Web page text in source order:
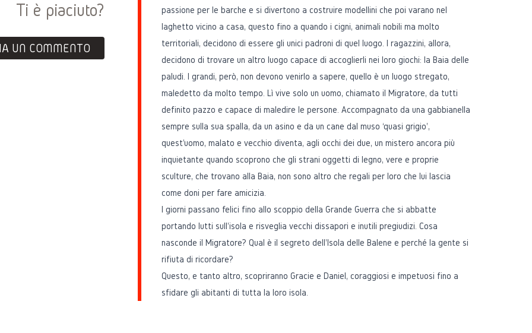
Ti è piaciuto?
UN COMMENTO
passione per le barche e si divertono a costruire modellini che poi varano nel
laghetto vicino a casa, questo fino a quando i cigni, animali nobili ma molto
territoriali, decidono di essere gli unici padroni di quel luogo. I ragazzini, allora,
decidono di trovare un altro luogo capace di accoglierli nei loro giochi: la Baia delle
paludi. I grandi, però, non devono venirlo a sapere, quello è un luogo stregato,
maledetto da molto tempo. Lì vive solo un uomo, chiamato il Migratore, da tutti
definito pazzo e capace di maledire le persone. Accompagnato da una gabbianella
sempre sulla sua spalla, da un asino e da un cane dal muso ‘quasi grigio',
quest'uomo, malato e vecchio diventa, agli occhi dei due, un mistero ancora più
inquietante quando scoprono che gli strani oggetti di legno, vere e proprie
sculture, che trovano alla Baia, non sono altro che regali per loro che lui lascia
come doni per fare amicizia.
I giorni passano felici fino allo scoppio della Grande Guerra che si abbatte
portando lutti sull'isola e risveglia vecchi dissapori e inutili pregiudizi. Cosa
nasconde il Migratore? Qual è il segreto dell'Isola delle Balene e perché la gente si
rifiuta di ricordare?
Questo, e tanto altro, scopriranno Gracie e Daniel, coraggiosi e impetuosi fino a
sfidare gli abitanti di tutta la loro isola.